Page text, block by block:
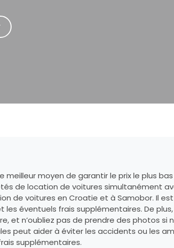
meilleur moyen de garantir le prix le plus
de location de voitures simultanément
de voitures en Croatie et à Samobor. Il
éventuels frais supplémentaires. De
n’oubliez pas de prendre des photos si
aider à éviter les accidents ou les
supplémentaires.